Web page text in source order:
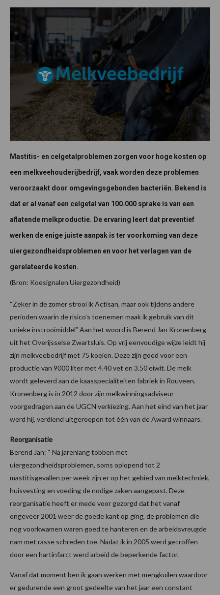
Mastitis- en celgetalproblemen zorgen voor hoge kosten op
een melkveehouderijbedrijf, vaak worden deze problemen
veroorzaakt door omgevingsgebonden bacteriën. Bekend is
dat er al vanaf een celgetal van 100.000 sprake is van een
aflatende melkproductie. De ervaring leert dat preventief
werken de enige juiste aanpak is ter voorkoming van deze
uiergezondheidsproblemen en voor het verlagen van de
gerelateerde kosten.
(Bron: Koesignalen Uiergezondheid)
“Zeker in de zomer strooi ik Actisan, maar ook tijdens andere
perioden waarin de risico’s toenemen maak ik gebruik van dit
unieke instrooimiddel” Aan het woord is Berend Jan Kronenberg
uit het Overijsselse Zwartsluis. Op vrij eenvoudige wijze leidt hij
zijn melkveebedrijf met 75 koeien. Deze zijn goed voor een
productie van 9000 liter met 4.40 vet en 3.50 eiwit. De melk
wordt geleverd aan de kaasspecialiteiten fabriek in Rouveen.
Kronenberg is in 2012 door zijn melkwinningsadviseur
voorgedragen aan de UGCN verkiezing. Aan het eind van het jaar
werd hij, verdiend uitgeroepen tot één van de Award winnaars.
Reorganisatie
Berend Jan: “ Na jarenlang tobben met
uiergezondheidsproblemen, soms oplopend tot 2
mastitisgevallen per week zijn er op het gebied van melktechniek,
huisvesting en voeding de nodige zaken aangepast. Deze
reorganisatie heeft er mede voor gezorgd dat het vanaf
ongeveer 2001 weer de goede kant op ging, de problemen die
nog voorkwamen waren goed te hanteren en de arbeidsvreugde
nam met rasse schreden toe. Nadat ik in 2005 werd getroffen
door een hartinfarct werd arbeid de beperkende factor.
Vanaf dat moment ben ik gaan werken met mengkuilen waardoor
er gedurende een groot gedeelte van het jaar een constant